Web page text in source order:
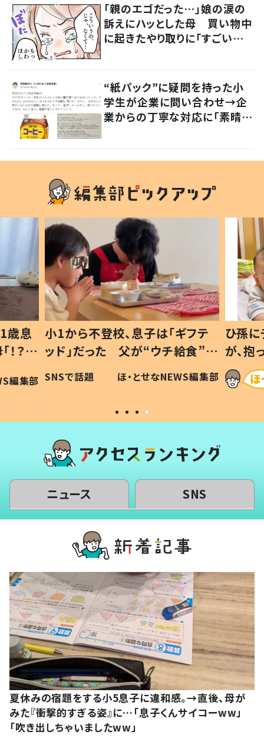
「親のエゴだった…」娘の涙の
訴えにハッとした母 買い物中
に起きたやり取りに「すごい分
“紙パック”に疑問を持った小
学生が企業に問い合わせ→企
業からの丁寧な対応に「素晴ら
歳息
？」
編集部
小1から不登校、息子は「ギフテ
ッド」だった 父が“ウチ給食”を
作り続ける理由とは #令和の親
#令和の子
SNSで話題 ほ・とせなNEWS編集部
ひ孫
が、
「涙が
い」
ニュース SNS
夏休みの宿題をする小5息子に違和感。→直後、母が
みた『衝撃的すぎる姿』に…「息子くんサイコーww」
「吹き出しちゃいましたww」